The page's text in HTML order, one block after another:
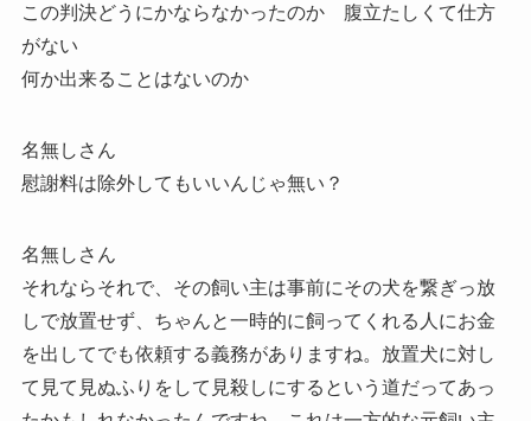
この判決どうにかならなかったのか 腹立たしくて仕方
がない
何か出来ることはないのか
名無しさん
慰謝料は除外してもいいんじゃ無い？
名無しさん
それならそれで、その飼い主は事前にその犬を繋ぎっ放
しで放置せず、ちゃんと一時的に飼ってくれる人にお金
を出してでも依頼する義務がありますね。放置犬に対し
て見て見ぬふりをして見殺しにするという道だってあっ